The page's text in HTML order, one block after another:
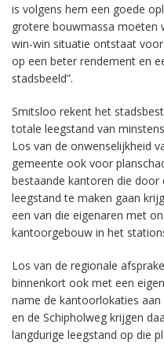
is volgens hem een goede
grotere bouwmassa moeten
win-win situatie ontstaat voor
op een beter rendement en
stadsbeeld”.
Smitsloo rekent het
totale leegstand van
Los van de onwenselijkheid
gemeente ook voor
bestaande kantoren die
leegstand te maken gaan
een van die eigenaren met
kantoorgebouw in het
Los van de regionale
binnenkort ook met een
name de kantoorlokaties
en de Schipholweg krijgen
langdurige leegstand op die